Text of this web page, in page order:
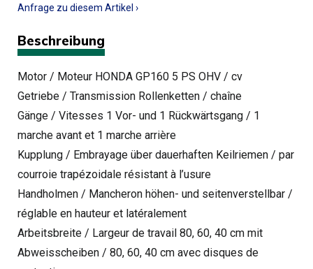
Anfrage zu diesem Artikel ›
Beschreibung
Motor / Moteur HONDA GP160 5 PS OHV / cv
Getriebe / Transmission Rollenketten / chaîne
Gänge / Vitesses 1 Vor- und 1 Rückwärtsgang / 1
marche avant et 1 marche arrière
Kupplung / Embrayage über dauerhaften Keilriemen / par
courroie trapézoidale résistant à l’usure
Handholmen / Mancheron höhen- und seitenverstellbar /
réglable en hauteur et latéralement
Arbeitsbreite / Largeur de travail 80, 60, 40 cm mit
Abweisscheiben / 80, 60, 40 cm avec disques de